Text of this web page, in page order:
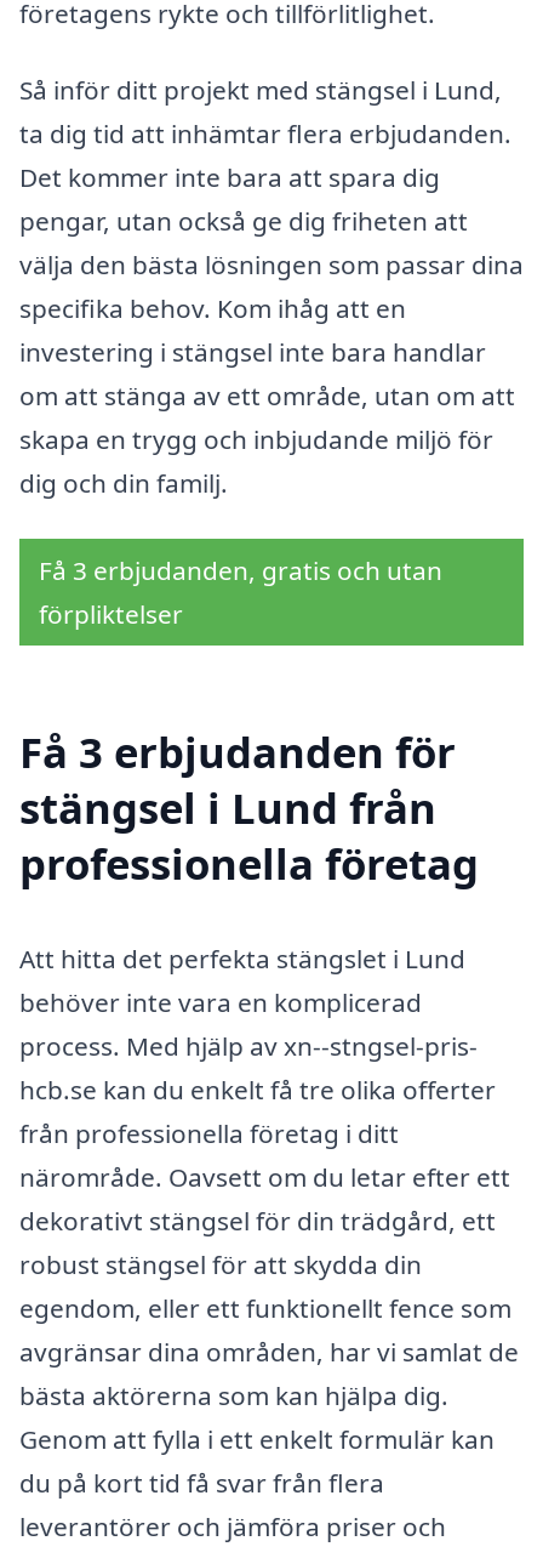
företagens rykte och tillförlitlighet.
Så inför ditt projekt med stängsel i Lund,
ta dig tid att inhämtar flera erbjudanden.
Det kommer inte bara att spara dig
pengar, utan också ge dig friheten att
välja den bästa lösningen som passar dina
specifika behov. Kom ihåg att en
investering i stängsel inte bara handlar
om att stänga av ett område, utan om att
skapa en trygg och inbjudande miljö för
dig och din familj.
Få 3 erbjudanden, gratis och utan
förpliktelser
Få 3 erbjudanden för
stängsel i Lund från
professionella företag
Att hitta det perfekta stängslet i Lund
behöver inte vara en komplicerad
process. Med hjälp av xn--stngsel-pris-
hcb.se kan du enkelt få tre olika offerter
från professionella företag i ditt
närområde. Oavsett om du letar efter ett
dekorativt stängsel för din trädgård, ett
robust stängsel för att skydda din
egendom, eller ett funktionellt fence som
avgränsar dina områden, har vi samlat de
bästa aktörerna som kan hjälpa dig.
Genom att fylla i ett enkelt formulär kan
du på kort tid få svar från flera
leverantörer och jämföra priser och